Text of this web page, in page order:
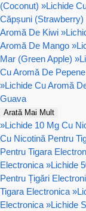
(Coconut) »Lichide
Căpșuni (Strawberry)
Aromă De Kiwi »
Aromă De Mango »
Mar (Green Apple) »
Cu Aromă De
»Lichide Cu Aromă
Guava
Arată Mai Mult
»Lichide 10 Mg Cu
Cu Nicotină Pentru
Pentru Tigara
Electronica »Lichide
Pentru Țigări
Tigara Electronica »
Electronica »Lichide